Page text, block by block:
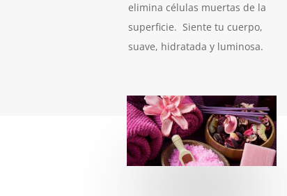
elimina células muertas de la
superficie. Siente tu cuerpo,
suave, hidratada y luminosa.